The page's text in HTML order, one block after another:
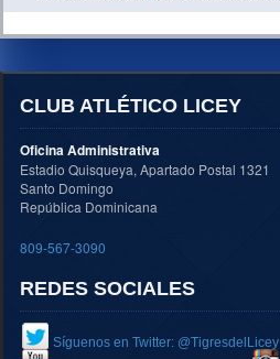
CLUB ATLÉTICO LICEY
Oficina Administrativa
Estadio Quisqueya, Apartado Postal 1321
Santo Domingo
República Dominicana
809-567-3090
REDES SOCIALES
Síguenos en Twitter: @TigresdelLicey